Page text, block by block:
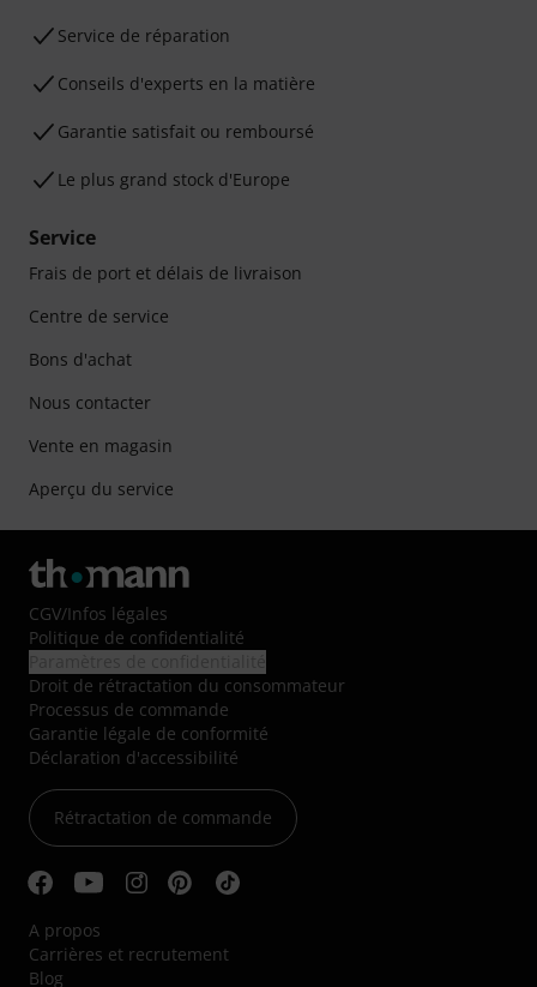
Service de réparation
Conseils d'experts en la matière
Garantie satisfait ou remboursé
Le plus grand stock d'Europe
Service
Frais de port et délais de livraison
Centre de service
Bons d'achat
Nous contacter
Vente en magasin
Aperçu du service
CGV/Infos légales
Politique de confidentialité
Droit de rétractation du consommateur
Processus de commande
Garantie légale de conformité
Déclaration d'accessibilité
Rétractation de commande
A propos
Carrières et recrutement
Blog